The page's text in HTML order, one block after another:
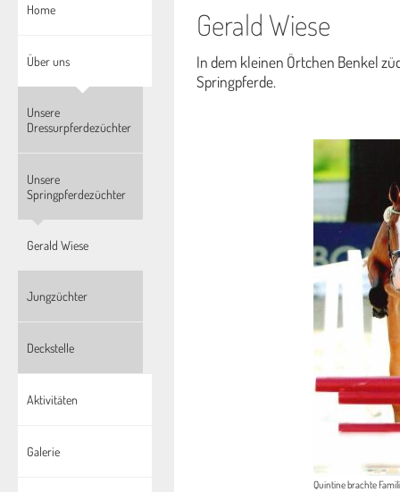
Home
Über uns
Unsere
Dressurpferdezüchter
Unsere
Springpferdezüchter
Gerald Wiese
Jungzüchter
Deckstelle
Aktivitäten
Galerie
Gerald Wiese
In dem kleinen Örtchen Benkel
Springpferde.
Quintine brachte